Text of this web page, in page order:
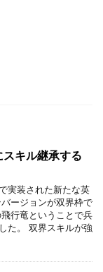
スキル継承する
実装された新たな英
ージョンが双界枠で
行竜ということで兵
た。 双界スキルが強